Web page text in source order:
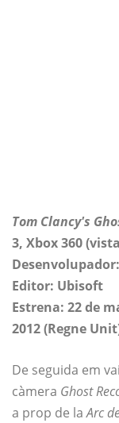
Tom Clancy's
3, Xbox 360
Editor: Ubisoft
Estrena: 22 de
2012 (Regne
De seguida em
càmera Ghost
a prop de laArc